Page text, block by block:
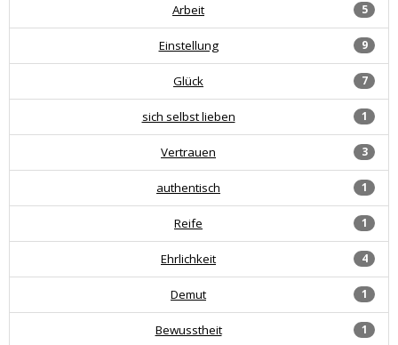
5
Arbeit
9
Einstellung
7
Glück
1
sich selbst lieben
3
Vertrauen
1
authentisch
1
Reife
4
Ehrlichkeit
1
Demut
1
Bewusstheit